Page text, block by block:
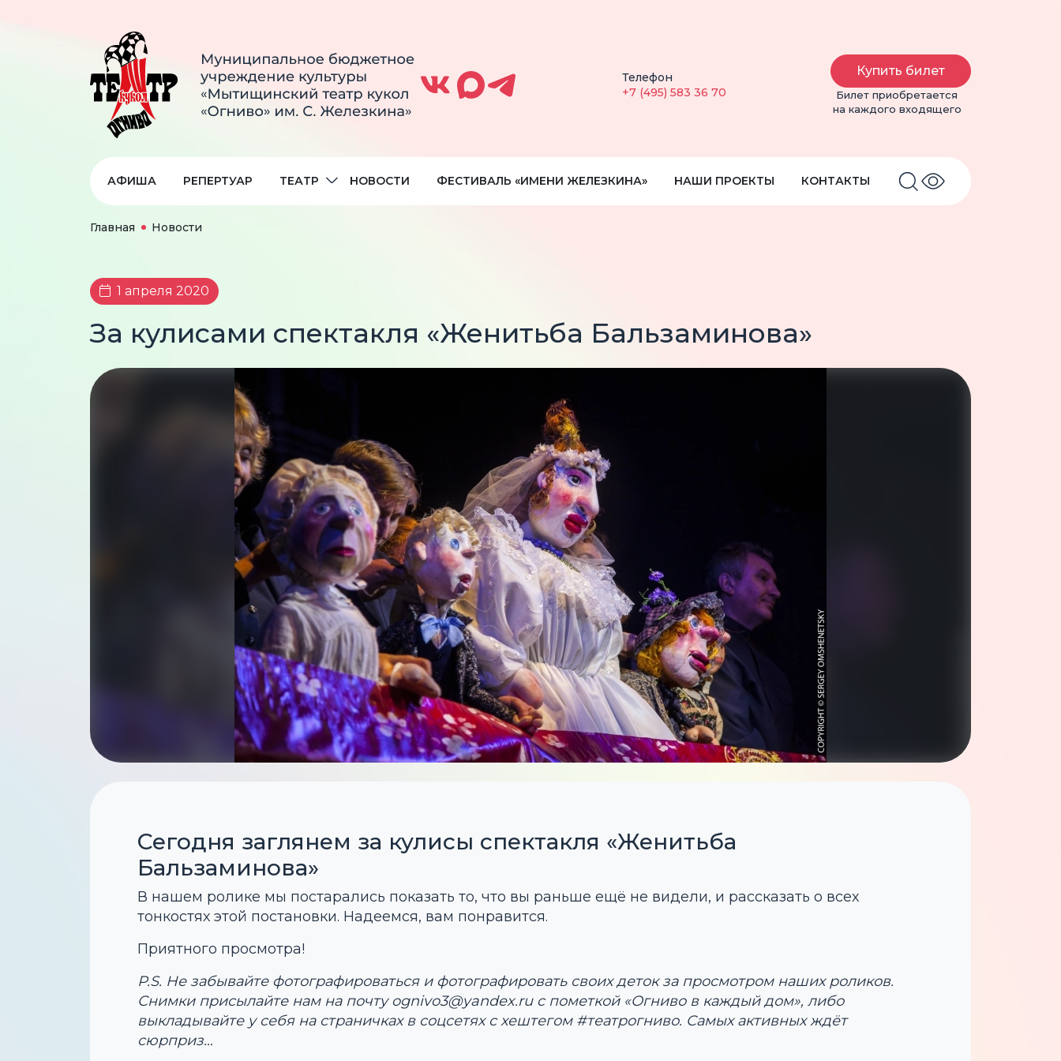
Телефон
+7 (495) 583 36 70
Билет приобретается
на каждого входящего
Купить билет
АФИША РЕПЕРТУАР ТЕАТР НОВОСТИ ФЕСТИВАЛЬ «ИМЕНИ ЖЕЛЕЗКИНА» НАШИ ПРОЕКТЫ КОНТАКТЫ
Главная Новости
1 апреля 2020
За кулисами спектакля «Женитьба Бальзаминова»
Сегодня заглянем за кулисы спектакля «Женитьба
Бальзаминова»
В нашем ролике мы постарались показать то, что вы раньше ещё не видели, и рассказать о всех
тонкостях этой постановки. Надеемся, вам понравится.
Приятного просмотра!
P.S. Не забывайте фотографироваться и фотографировать своих деток за просмотром наших роликов.
Снимки присылайте нам на почту ognivo3@yandex.ru c пометкой «Огниво в каждый дом», либо
выкладывайте у себя на страничках в соцсетях с хештегом #театрогниво. Самых активных ждёт
сюрприз…